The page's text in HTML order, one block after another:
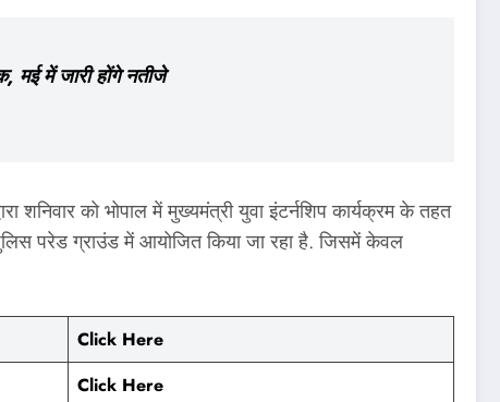
में जारी होंगे नतीजे
को भोपाल में मुख्यमंत्री युवा इंटर्नशिप कार्यक्रम के तहत
परेड ग्राउंड में आयोजित किया जा रहा है. जिसमें केवल
Click Here
Click Here